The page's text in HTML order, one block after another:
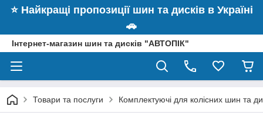
⭐️ Найкращі пропозиції шин та дисків в Україні
🚗
Інтернет-магазин шин та дисків "АВТОПІК"
Товари та послуги Комплектуючі для колісних шин та